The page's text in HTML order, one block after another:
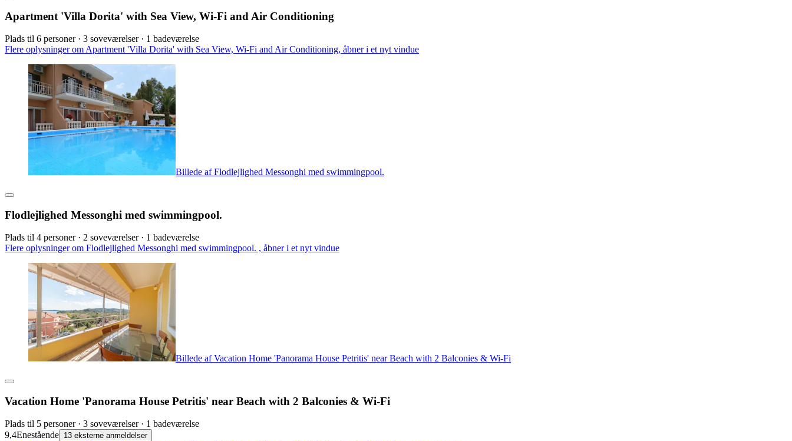
Apartment 'Villa Dorita' with Sea View, Wi-Fi and Air Conditioning
Plads til 6 personer · 3 soveværelser · 1 badeværelse
Flere oplysninger om Apartment 'Villa Dorita' with Sea View, Wi-Fi and Air Conditioning, åbner i et nyt vindue
Billede af Flodlejlighed Messonghi med swimmingpool.
Flodlejlighed Messonghi med swimmingpool.
Plads til 4 personer · 2 soveværelser · 1 badeværelse
Flere oplysninger om Flodlejlighed Messonghi med swimmingpool. , åbner i et nyt vindue
Billede af Vacation Home 'Panorama House Petritis' near Beach with 2 Balconies & Wi-Fi
Vacation Home 'Panorama House Petritis' near Beach with 2 Balconies & Wi-Fi
Plads til 5 personer · 3 soveværelser · 1 badeværelse
9,4Enestående 13 eksterne anmeldelser